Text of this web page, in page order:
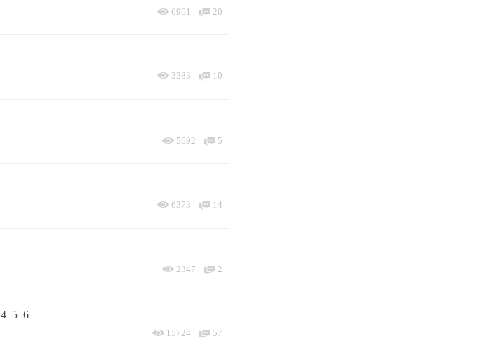
6961 20
3383 10
5692 5
6373 14
2347 2
4 5 6
15724 57